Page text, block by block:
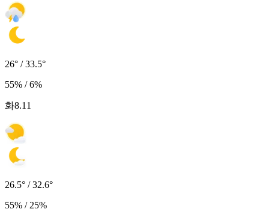
26° / 33.5°
55% / 6%
화8.11
26.5° / 32.6°
55% / 25%